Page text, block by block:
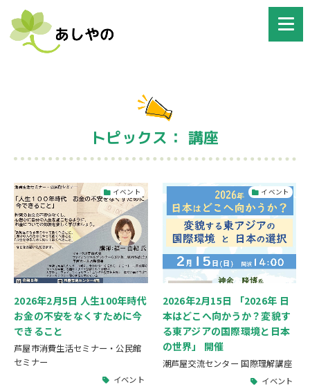
トピックス： 講座
イベント
2026年2月5日 人生100年時代
お金の不安をなくすために今
できること
芦屋市消費生活セミナー・公民館
セミナー
イベント
イベント
2026年2月15日 「2026年 日
本はどこへ向かうか？変貌す
る東アジアの国際環境と日本
の世界」 開催
潮芦屋交流センター 国際理解講座
イベント